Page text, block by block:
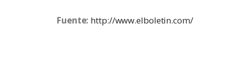
Fuente: http://www.elboletin.com/